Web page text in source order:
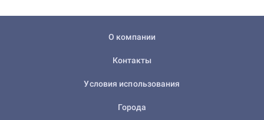
О компании
Контакты
Условия использования
Города